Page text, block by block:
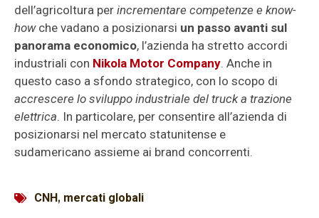
dell’agricoltura per incrementare competenze e know-
howche vadano a posizionarsi un passo avanti sul
panorama economico, l’azienda ha stretto accordi
industriali con Nikola Motor Company. Anche in
questo caso a sfondo strategico, con lo scopo di
accrescere lo sviluppo industriale del truck a trazione
elettrica. In particolare, per consentire all’azienda di
posizionarsi nel mercato statunitense e
sudamericano assieme ai brand concorrenti.
CNH, mercati globali